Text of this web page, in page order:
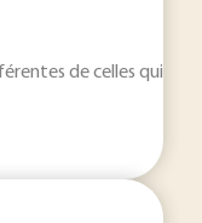
de celles qui